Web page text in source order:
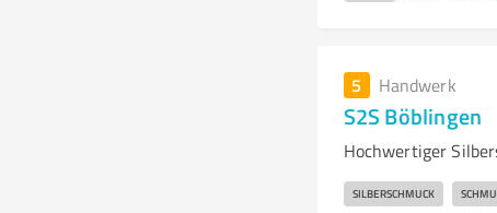
5 Handwerk
S2S Böblingen
Hochwertiger
SILBERSCHMUCK